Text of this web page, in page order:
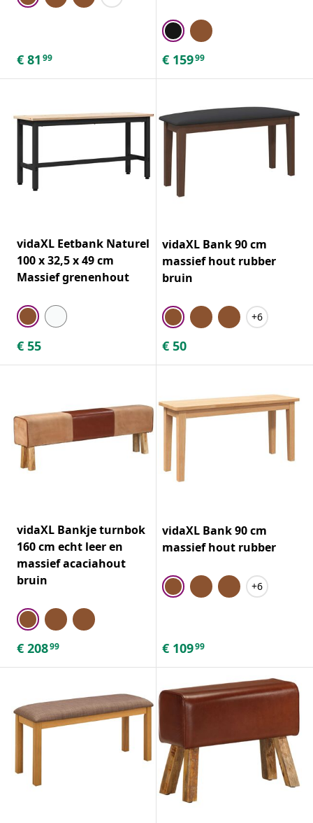
€ 81 99 € 15999
vidaXL Eetbank Naturel
100 x 32,5 x 49 cm
Massief grenenhout
€ 55
vidaXL Bank 90 cm
massief hout rubber
bruin
+6
€ 50
vidaXL Bankje turnbok
160 cm echt leer en
massief acaciahout
bruin
€ 20899
vidaXL Bank 90 cm
massief hout rubber
+6
€ 10999